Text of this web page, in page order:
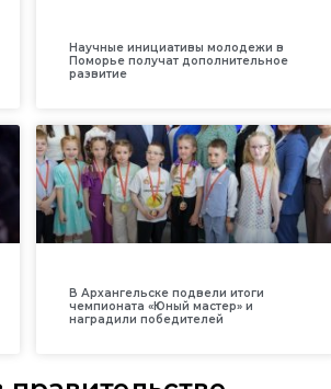
Научные инициативы молодежи в
Поморье получат дополнительное
развитие
В Архангельске подвели итоги
чемпионата «Юный мастер» и
наградили победителей